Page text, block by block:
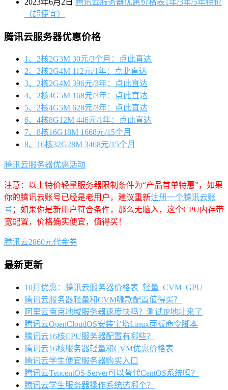
2023年6月2日 腾讯云服务器优惠价格表1年/3年/5年特价
（超便宜）
腾讯云服务器优惠价格
1、2核2G3M 30元/3个月：点此直达
2、2核2G4M 112元/1年：点此直达
3、2核2G4M 396元/3年：点此直达
4、2核4G5M 168元/3年：点此直达
5、2核4G5M 628元/3年：点此直达
6、4核8G12M 446元/1年：点此直达
7、8核16G18M 1668元/15个月
8、16核32G28M 3468元/15个月
腾讯云服务器优惠活动
注意：以上特价轻量服务器限制条件为“产品首单特惠”，如果
你的腾讯云账号已经是老用户，建议重新注册一个腾讯云账
号 ；如果你是新用户符合条件，那么无脑入，这个CPU内存带
宽配置，价格确实便宜，值得买！
腾讯云2860元代金券
最新更新
10月优惠：腾讯云服务器价格表_轻量_CVM_GPU
腾讯云服务器轻量和CVM哪款配置值得买？
阿里云南京地域服务器速度快吗？测试IP地址来了
腾讯云OpenCloudOS安装宝塔Linux面板命令脚本
腾讯云16核CPU服务器配置有哪些？
腾讯云16核服务器轻量和CVM优惠价格表
腾讯云学生便宜服务器购买入口
腾讯云TencentOS Server可以替代CentOS系统吗？
腾讯云学生服务器操作系统选哪个？